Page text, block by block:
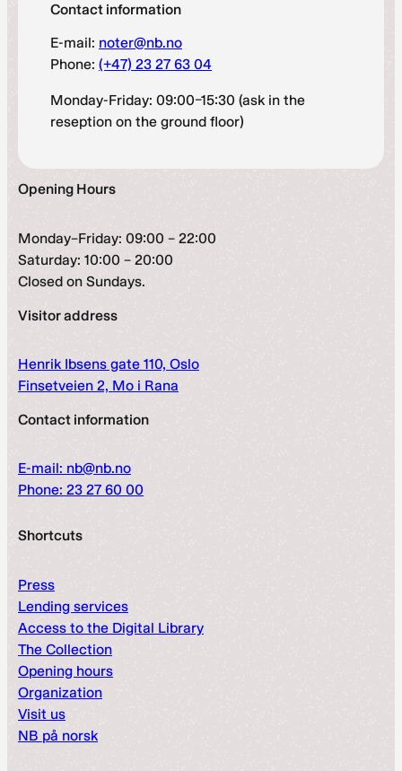
Contact information
E-mail: noter@nb.no
Phone: (+47) 23 27 63 04
Monday-Friday: 09:00–15:30 (ask in the
reseption on the ground floor)
Opening Hours
Monday–Friday: 09:00 – 22:00
Saturday: 10:00 – 20:00
Closed on Sundays.
Visitor address
Henrik Ibsens gate 110, Oslo
Finsetveien 2, Mo i Rana
Contact information
E-mail: nb@nb.no
Phone: 23 27 60 00
Shortcuts
Press
Lending services
Access to the Digital Library
The Collection
Opening hours
Organization
Visit us
NB på norsk